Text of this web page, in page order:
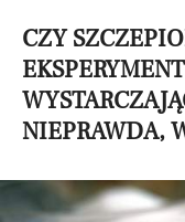
CZY
NIEPRAWDA,